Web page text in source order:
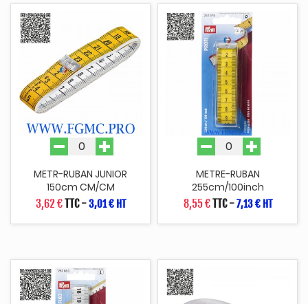
METR-RUBAN JUNIOR
150cm CM/CM
3,62 €TTC-3,01 € HT
METRE-RUBAN
255cm/100inch
8,55 €TTC-7,13 € HT